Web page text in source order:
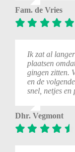
Fam. de Vries
Ik zat al
plaatsen
gingen zitten.
en de
snel, netjes en
Dhr. Vegmont